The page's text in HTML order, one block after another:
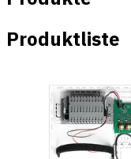
Produktliste